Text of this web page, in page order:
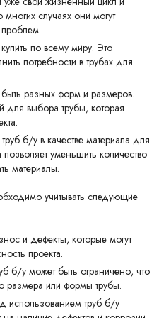
случаях они могут
по всему миру. Это
потребности в трубах для
разных форм и размеров.
выбора трубы, которая
б/у в качестве материала для
позволяет уменьшить количество
материалы.
учитывать следующие
и дефекты, которые могут
проекта.
б/у может быть ограничено, что
размера или формы трубы.
использованием труб б/у